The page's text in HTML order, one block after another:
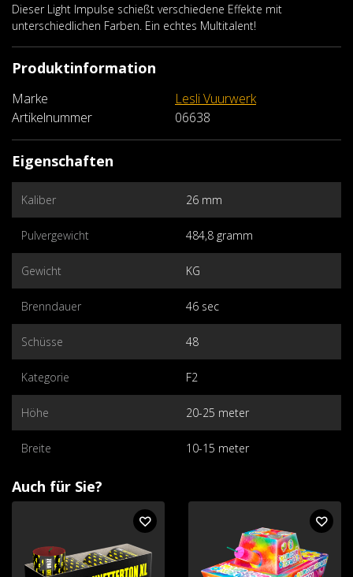
Dieser Light Impulse schießt verschiedene Effekte mit
unterschiedlichen Farben. Ein echtes Multitalent!
Produktinformation
Marke
Lesli Vuurwerk
Artikelnummer
06638
Eigenschaften
Kaliber 26 mm
Pulvergewicht 484,8 gramm
Gewicht KG
Brenndauer 46 sec
Schüsse 48
Kategorie F2
Höhe 20-25 meter
Breite 10-15 meter
Auch für Sie?